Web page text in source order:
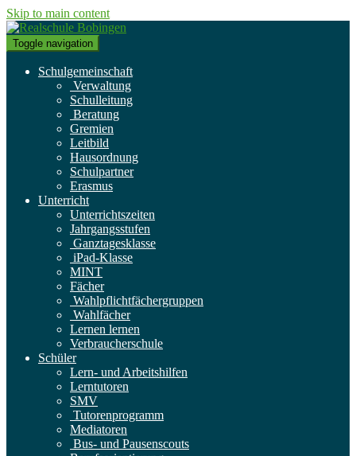
Skip to main content
Toggle navigation
Schulgemeinschaft
Verwaltung
Schulleitung
Beratung
Gremien
Leitbild
Hausordnung
Schulpartner
Erasmus
Unterricht
Unterrichtszeiten
Jahrgangsstufen
Ganztagesklasse
iPad-Klasse
MINT
Fächer
Wahlpflichtfächergruppen
Wahlfächer
Lernen lernen
Verbraucherschule
Schüler
Lern- und Arbeitshilfen
Lerntutoren
SMV
Tutorenprogramm
Mediatoren
Bus- und Pausenscouts